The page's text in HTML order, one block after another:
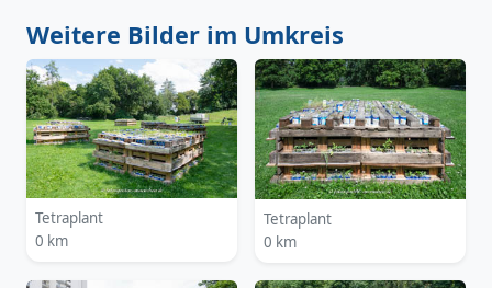
Weitere Bilder im Umkreis
Tetraplant
0 km
Tetraplant
0 km